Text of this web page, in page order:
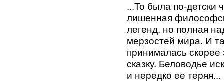
...То была по-детски
лишенная
легенд, но полная
мерзостей мира. И
принималась
сказку. Беловодье
и нередко ее теряя...